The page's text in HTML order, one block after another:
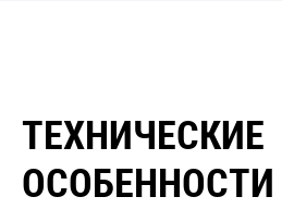
ТЕХНИЧЕСКИЕ
ОСОБЕННОСТИ